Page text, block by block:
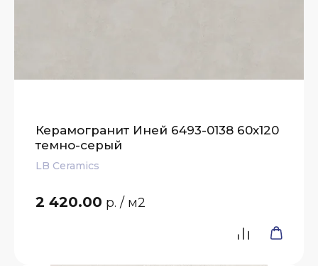
Керамогранит Иней 6493-0138 60х120
темно-серый
LB Ceramics
2 420.00 р. / м2